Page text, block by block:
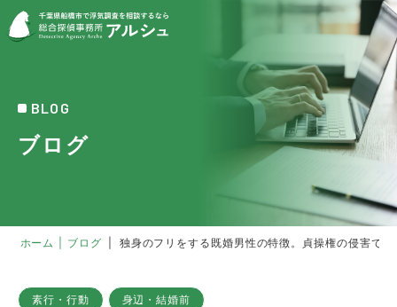
BLOG
ブログ
ホーム ブログ 独身のフリをする既婚男性の特徴。貞操権の侵害で
素行・行動 身辺・結婚前